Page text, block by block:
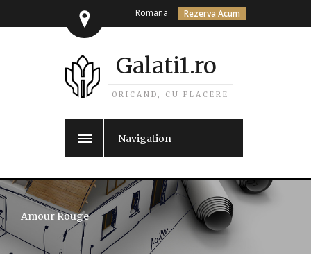
Rezerva Acum
Romana
Galati1.ro
ORICAND, CU PLACERE
Navigation
Amour Rouge